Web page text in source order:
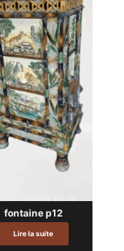
fontaine p12
Lire la suite